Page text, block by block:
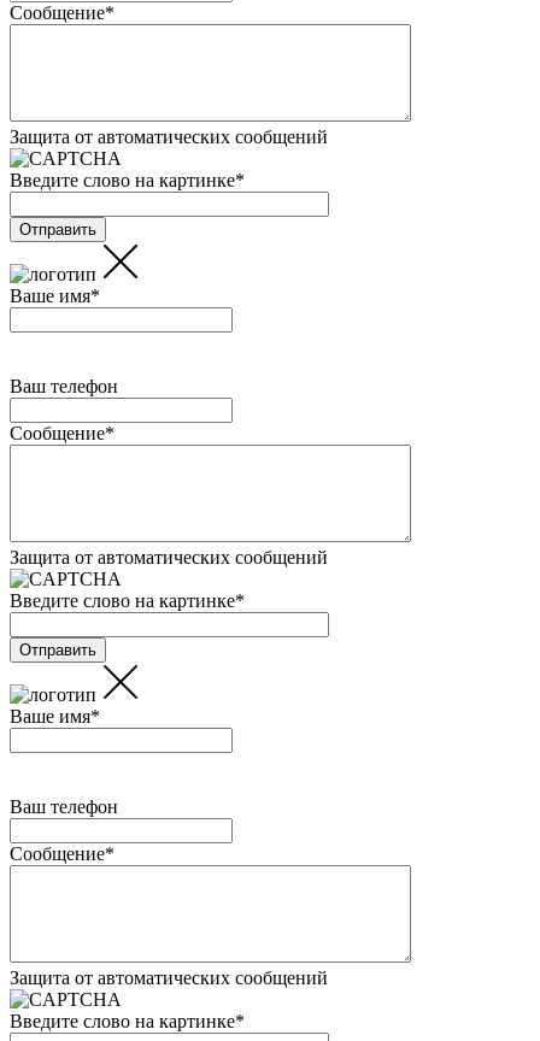
Сообщение*
Защита от автоматических сообщений
Введите слово на картинке*
Ваше имя*
Ваш телефон
Сообщение*
Защита от автоматических сообщений
Введите слово на картинке*
Ваше имя*
Ваш телефон
Сообщение*
Защита от автоматических сообщений
Введите слово на картинке*